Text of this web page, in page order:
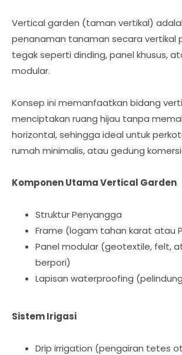
Vertical garden (taman vertikal)
penanaman tanaman secara vertikal
tegak seperti dinding, panel khusus,
modular.
Konsep ini memanfaatkan bidang
menciptakan ruang hijau tanpa
horizontal, sehingga ideal untuk
rumah minimalis, atau gedung
Komponen Utama Vertical Garden
Struktur Penyangga
Frame (logam tahan karat atau
Panel modular (geotextile, felt,
berpori)
Lapisan waterproofing
Sistem Irigasi
Drip irrigation (pengairan tetes